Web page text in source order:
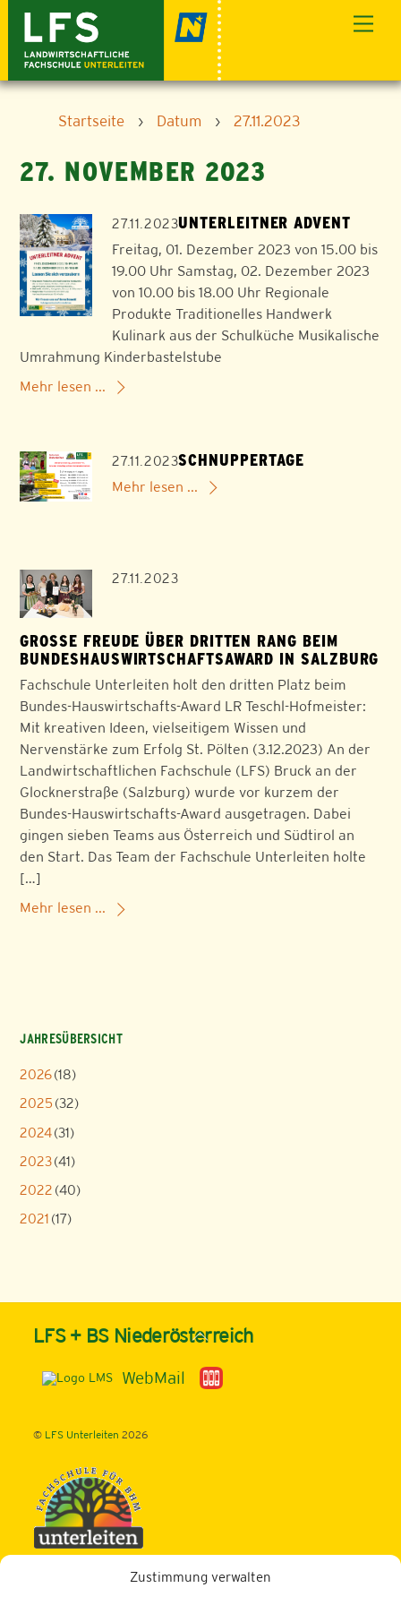
Zustimmung verwalten
content
Startseite › Datum › 27.11.2023
27. NOVEMBER 2023
27.11.2023UNTERLEITNER ADVENT
Freitag, 01. Dezember 2023 von 15.00 bis
19.00 Uhr Samstag, 02. Dezember 2023
von 10.00 bis 18.00 Uhr Regionale
Produkte Traditionelles Handwerk
Kulinark aus der Schulküche Musikalische
Umrahmung Kinderbastelstube
Mehr lesen ...
27.11.2023SCHNUPPERTAGE
Mehr lesen ...
27.11.2023
GROSSE FREUDE ÜBER DRITTEN RANG BEIM B
UNDESHAUSWIRTSCHAFTSAWARD IN SALZBURG
Fachschule Unterleiten holt den dritten Platz beim
Bundes-Hauswirtschafts-Award LR Teschl-Hofmeister:
Mit kreativen Ideen, vielseitigem Wissen und
Nervenstärke zum Erfolg St. Pölten (3.12.2023) An der
Landwirtschaftlichen Fachschule (LFS) Bruck an der
Glocknerstraße (Salzburg) wurde vor kurzem der
Bundes-Hauswirtschafts-Award ausgetragen. Dabei
gingen sieben Teams aus Österreich und Südtirol an
den Start. Das Team der Fachschule Unterleiten holte
[…]
Mehr lesen ...
JAHRESÜBERSICHT
2026(18)
2025 (32)
2024(31)
2023(41)
2022 (40)
2021 (17)
Back
Top
LFS + BS Niederösterreich
WebMail
© LFS Unterleiten 2026
Fachschule für Betriebs- u. Haushaltsmanagement